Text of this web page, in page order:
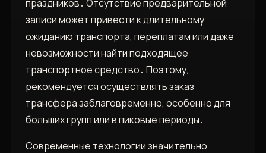
праздников․ Отсутствие предварительной
записи может привести к длительному
ожиданию транспорта, переплатам или даже
невозможности найти подходящее
транспортное средство․ Поэтому,
рекомендуется осуществлять заказ
трансфера заблаговременно, особенно для
больших групп или в пиковые периоды․
Современные технологии значительно